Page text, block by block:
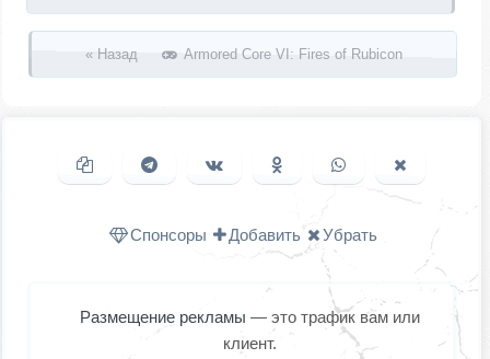
« Назад Armored Core VI: Fires of Rubicon
Копировать ссылкуПоделиться в Telegram
Поделиться ВКонтакте
Поделиться в
Одноклассниках
Поделиться в
WhatsAppв X
Спонсоры Добавить Убрать
Размещение рекламы — это трафик вам или
клиент.